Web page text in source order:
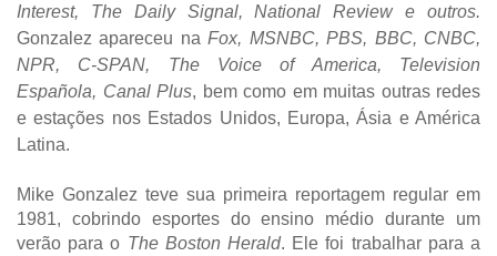
Interest, The Daily Signal, National Review e outros.
Gonzalez apareceu na Fox, MSNBC, PBS, BBC, CNBC,
NPR, C-SPAN, The Voice of America, Television
Española, Canal Plus, bem como em muitas outras redes
e estações nos Estados Unidos, Europa, Ásia e América
Latina.
Mike Gonzalez teve sua primeira reportagem regular em
1981, cobrindo esportes do ensino médio durante um
verão para o The Boston Herald. Ele foi trabalhar para a